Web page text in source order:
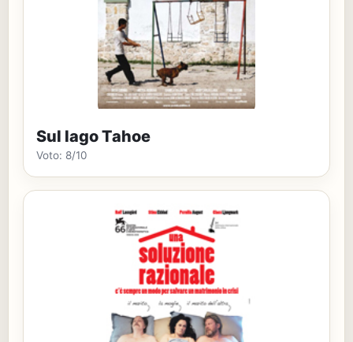
Sul lago Tahoe
Voto: 8/10